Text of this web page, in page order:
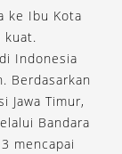
ke Ibu Kota
kuat.
Indonesia
Berdasarkan
Jawa Timur,
Bandara
mencapai